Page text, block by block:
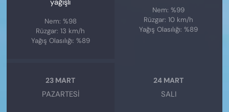
yağışlı
Nem: %98
Rüzgar: 13 km/h
Yağış Olasılığı: %89
Nem: %99
Rüzgar: 10 km/h
Yağış Olasılığı: %89
23 MART
PAZARTESI
24 MART
SALI